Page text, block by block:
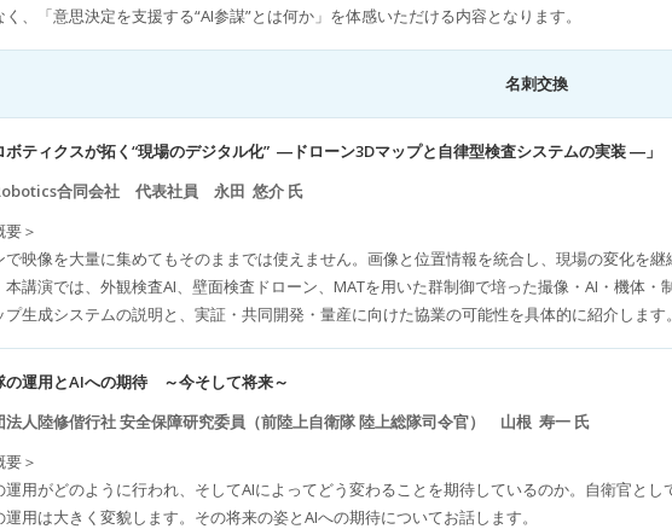
く、「意思決定を支援する“AI参謀”とは何か」を体感いただける内容となります。
名刺交換
ボティクスが拓く“現場のデジタル化” ―ドローン3Dマップと自律型検査システムの実装 ―」
合同会社 代表社員 永田 悠介 氏
要＞
で映像を大量に集めてもそのままでは使えません。画像と位置情報を統合し、現場の変化を
本講演では、外観検査AI、壁面検査ドローン、MATを用いた群制御で培った撮像・AI・機体
プ生成システムの説明と、実証・共同開発・量産に向けた協業の可能性を具体的に紹介します。
の運用とAIへの期待 ～今そして将来～
法人陸修偕行社 安全保障研究委員（前陸上自衛隊 陸上総隊司令官） 山根 寿一 氏
要＞
運用がどのように行われ、そしてAIによってどう変わることを期待しているのか。自衛官と
運用は大きく変貌します。その将来の姿とAIへの期待についてお話します。